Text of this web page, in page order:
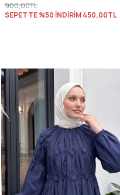
900,00TL
SEPETTE %50 İNDİRİM450,00TL